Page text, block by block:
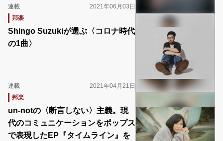
連載
2021年06月03日
邦楽
Shingo Suzukiが選ぶ〈コロナ時代
の1曲〉
連載
2021年04月21日
邦楽
un-notの〈断言しない〉主義。現
代のコミュニケーションをポップス
で表現したEP『タイムライン』を